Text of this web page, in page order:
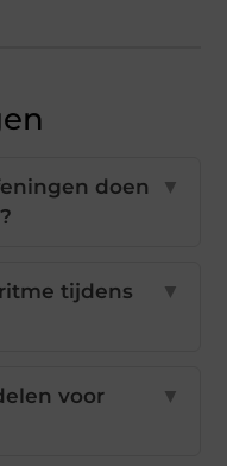
doen
▼
tijdens
▼
voor
▼